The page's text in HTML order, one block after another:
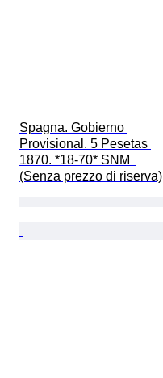
Spagna. Gobierno
Provisional. 5 Pesetas
1870. *18-70* SNM
(Senza prezzo di riserva)